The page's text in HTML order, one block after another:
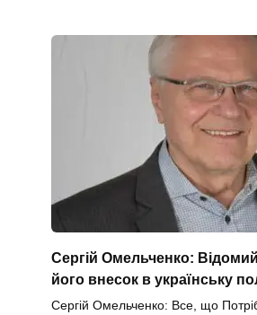
Сергій Омельченко: Відомий
його внесок в українську
Сергій Омельченко: Все, що